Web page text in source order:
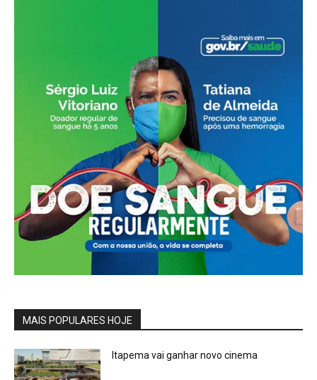
MAIS POPULARES HOJE
Itapema vai ganhar novo cinema